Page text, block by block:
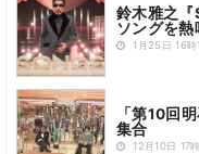
鈴木雅之
ソングを熱
1月25日 16時
「第10回
集合
12月10日 17